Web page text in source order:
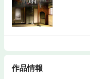
作品情報